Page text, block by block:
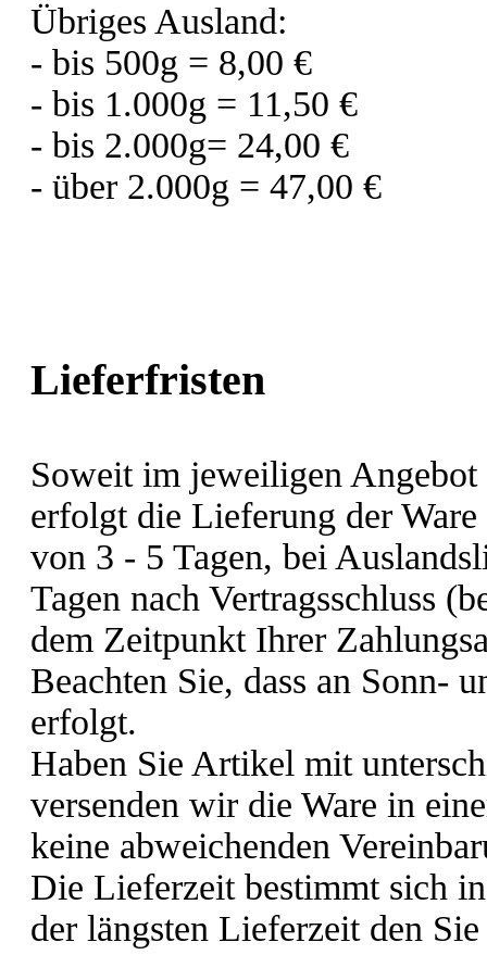
Übriges Ausland:
- bis 500g = 8,00 €
- bis 1.000g = 11,50 €
- bis 2.000g= 24,00 €
- über 2.000g = 47,00 €
Lieferfristen
Soweit im jeweiligen Angebot
erfolgt die Lieferung der
von 3 - 5 Tagen, bei
Tagen nach Vertragsschluss
dem Zeitpunkt Ihrer
Beachten Sie, dass an Sonn-
erfolgt.
Haben Sie Artikel mit
versenden wir die Ware in
keine abweichenden
Die Lieferzeit bestimmt sich
der längsten Lieferzeit den